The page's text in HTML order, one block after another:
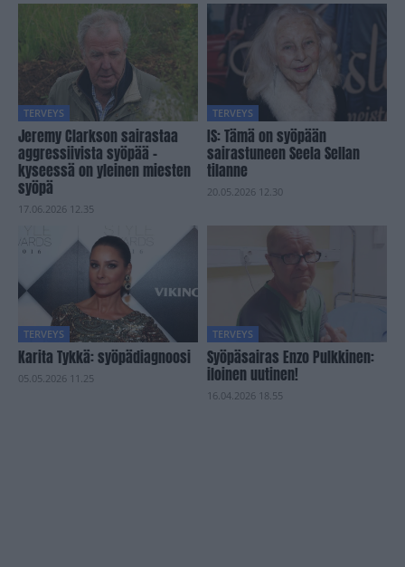
TERVEYS
Jeremy Clarkson sairastaa
aggressiivista syöpää –
kyseessä on yleinen miesten
syöpä
17.06.2026 12.35
TERVEYS
IS: Tämä on syöpään
sairastuneen Seela Sellan
tilanne
20.05.2026 12.30
TERVEYS
Karita Tykkä: syöpädiagnoosi
05.05.2026 11.25
TERVEYS
Syöpäsairas Enzo Pulkkinen:
iloinen uutinen!
16.04.2026 18.55